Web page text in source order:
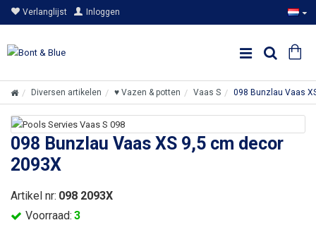
Verlanglijst Inloggen
Diversen artikelen ♥ Vazen & potten Vaas S 098 Bunzlau Vaas
098 Bunzlau Vaas XS 9,5 cm decor
2093X
Voorraad: 3
Artikel nr: 098 2093X